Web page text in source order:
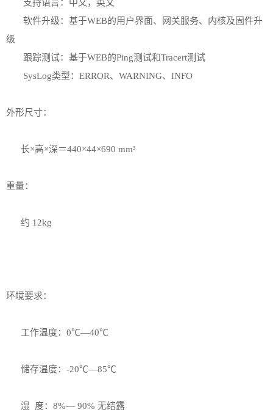
支持语言：中文，英文
软件升级：基于WEB的用户界面、网关服务、内核及固件升
级
跟踪测试：基于WEB的Ping测试和Tracert测试
SysLog类型：ERROR、WARNING、INFO
外形尺寸：
长×高×深＝440×44×690 mm³
重量：
约 12kg
环境要求：
工作温度：0℃—40℃
储存温度：-20℃—85℃
湿 度：8%— 90% 无结露